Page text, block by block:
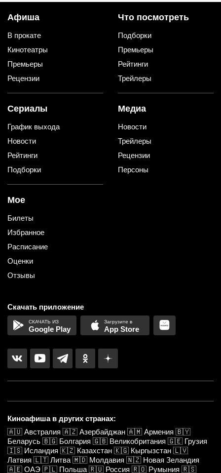
Афиша
В прокате
Кинотеатры
Премьеры
Рецензии
Что посмотреть
Подборки
Премьеры
Рейтинги
Трейлеры
Сериалы
График выхода
Новости
Рейтинги
Подборки
Медиа
Новости
Трейлеры
Рецензии
Персоны
Мое
Билеты
Избранное
Расписание
Оценки
Отзывы
Скачать приложение
Google Play App Store
Киноафиша в других странах:
🇦🇺 Австралия 🇦🇿 Азербайджан 🇦🇲 Армения 🇧🇾
Беларусь 🇧🇬 Болгария 🇬🇧 Великобритания 🇬🇪 Грузия
🇮🇸 Исландия 🇰🇿 Казахстан 🇰🇬 Кыргызстан 🇱🇻
Латвия 🇱🇹 Литва 🇲🇩 Молдавия 🇳🇿 Новая Зеландия
🇦🇪 ОАЭ 🇵🇱 Польша 🇷🇺 Россия 🇷🇴 Румыния 🇷🇸